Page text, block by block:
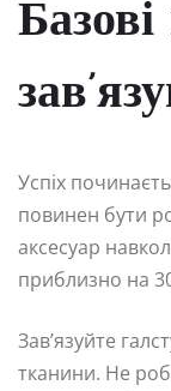
Успіх
повинен бути
аксесуар
приблизно на
Зав’язуйте
тканини. Не